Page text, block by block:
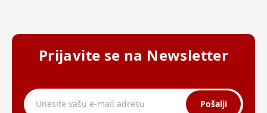
Prijavite se na Newsletter
Pošalji